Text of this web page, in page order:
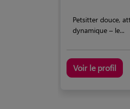
Petsitter douce,
dynamique – le...
Voir le profil